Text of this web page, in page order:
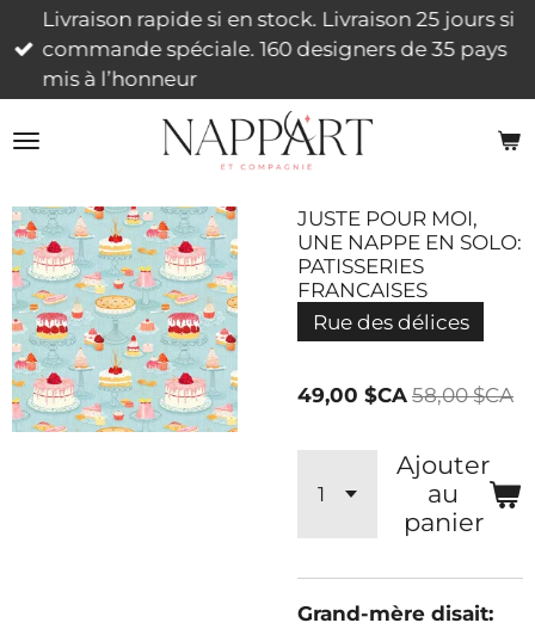
Passer
au
contenu
Livraison rapide si en stock. Livraison 25 jours si
commande spéciale. 160 designers de 35 pays
mis à l’honneur
JUSTE POUR MOI,
UNE NAPPE EN SOLO:
PATISSERIES
FRANCAISES
Rue des délices
49,00 $CA 58,00 $CA
Ajouter
au
panier
Grand-mère disait: